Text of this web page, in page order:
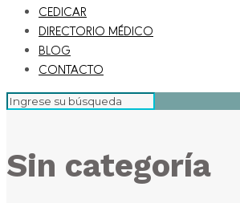
CEDICAR
DIRECTORIO MÉDICO
BLOG
CONTACTO
Sin categoría